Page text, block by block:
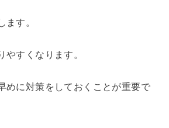
す。
すくなります。
めに対策をしておくことが重要で